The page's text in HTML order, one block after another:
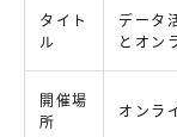
タイト
ル
データ
とオン
開催場
所
オンラ